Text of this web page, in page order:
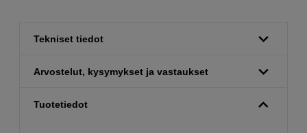
Tekniset tiedot
Arvostelut, kysymykset ja vastaukset
Tuotetiedot